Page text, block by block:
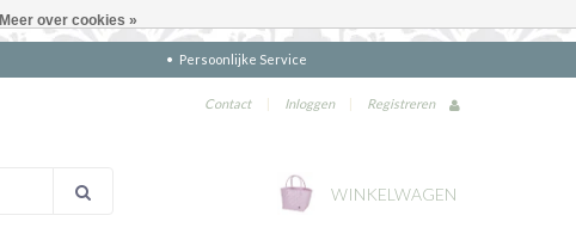
Persoonlijke Service
Contact | Inloggen | Registreren
WINKELWAGEN
Meer over cookies »